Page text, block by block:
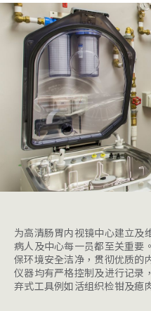
为高清肠胃内视镜中心建立及
病人及中心每一员都至关重要
保环境安全洁净，贯彻优质的
仪器均有严格控制及进行记录
弃式工具例如活组织检钳及瘜